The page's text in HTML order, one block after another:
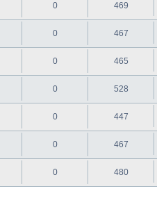
0 469
0 467
0 465
0 528
0 447
0 467
0 480